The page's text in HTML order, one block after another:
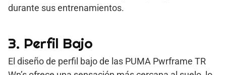
durante sus entrenamientos.
3. Perfil Bajo
El diseño de perfil bajo de las PUMA Pwrframe TR